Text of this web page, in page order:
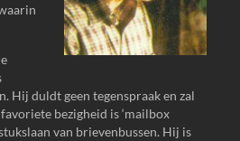
Hij duldt geen tegenspraak en zal
bezigheid is ‘mailbox
van brievenbussen. Hij is